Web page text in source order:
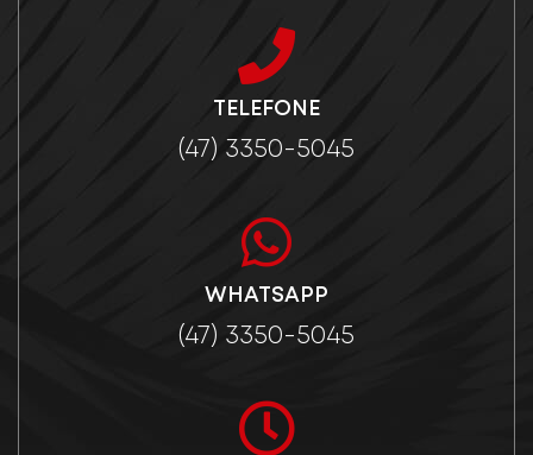
TELEFONE
(47) 3350-5045
WHATSAPP
(47) 3350-5045